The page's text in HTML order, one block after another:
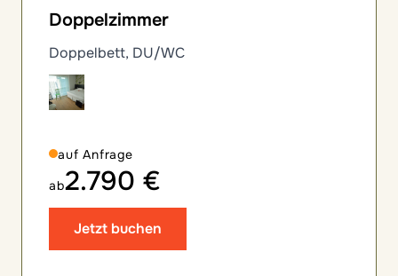
Doppelzimmer
Doppelbett, DU/WC
auf Anfrage
ab2.790 €
Jetzt buchen